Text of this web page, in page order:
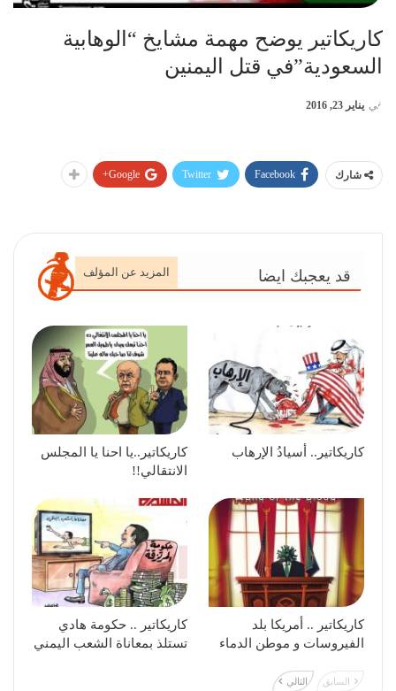
كاريكاتير يوضح مهمة مشايخ “الوهابية
السعودية”في قتل اليمنين
في يناير 23, 2016
شارك Facebook
Twitter
Google+
قد يعجبك ايضا المزيد عن المؤلف
كاريكاتير.. أسيادُ الإرهاب
كاريكاتير..يا احنا يا المجلس
الانتقالي!!
كاريكاتير .. أمريكا بلد
الفيروسات و موطن الدماء
كاريكاتير .. حكومة هادي
تستلذ بمعاناة الشعب اليمني
السابق التالي